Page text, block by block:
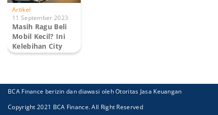
Artikel
11 September 2023
Masih Ragu Beli
Mobil Kecil? Ini
Kelebihan City
Ca...
BCA Finance berizin dan diawasi oleh Otoritas Jasa Keuangan
Copyright 2021 BCA Finance. All Right Reserved